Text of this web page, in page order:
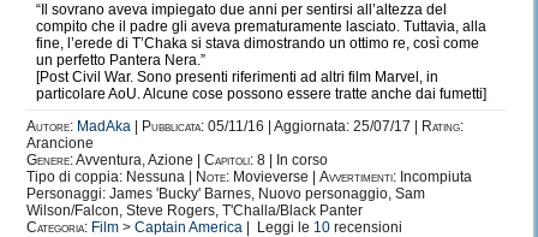
“Il sovrano aveva impiegato due anni per sentirsi all’altezza del
compito che il padre gli aveva prematuramente lasciato. Tuttavia, alla
fine, l’erede di T’Chaka si stava dimostrando un ottimo re, così come
un perfetto Pantera Nera.”
[Post Civil War. Sono presenti riferimenti ad altri film Marvel, in
particolare AoU. Alcune cose possono essere tratte anche dai fumetti]
Autore: MadAka Pubblicata: 05/11/16 | Aggiornata: 25/07/17 |
Rating:
Arancione
Genere:Avventura, Azione | Capitoli: 8 | In corso
Tipo di coppia: Nessuna |
Note: Movieverse | Avvertimenti: Incompiuta
Personaggi: James 'Bucky' Barnes, Nuovo personaggio, Sam
Wilson/Falcon, Steve Rogers, T'Challa/Black Panter
Categoria: Film > Captain America | Leggi le 10 recensioni